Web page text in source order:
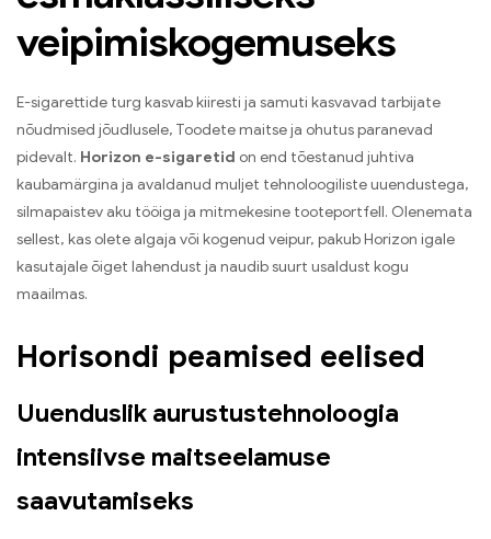
veipimiskogemuseks
E-sigarettide turg kasvab kiiresti ja samuti kasvavad tarbijate
nõudmised jõudlusele, Toodete maitse ja ohutus paranevad
pidevalt. Horizon e-sigaretid on end tõestanud juhtiva
kaubamärgina ja avaldanud muljet tehnoloogiliste uuendustega,
silmapaistev aku tööiga ja mitmekesine tooteportfell. Olenemata
sellest, kas olete algaja või kogenud veipur, pakub Horizon igale
kasutajale õiget lahendust ja naudib suurt usaldust kogu
maailmas.
Horisondi peamised eelised
Uuenduslik aurustustehnoloogia
intensiivse maitseelamuse
saavutamiseks